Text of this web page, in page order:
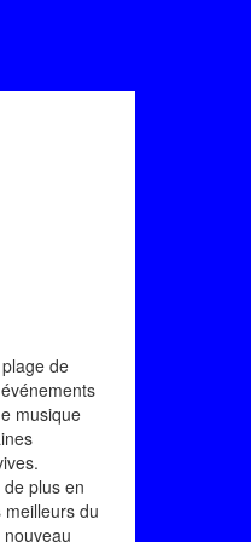
de
musique
plus en
du